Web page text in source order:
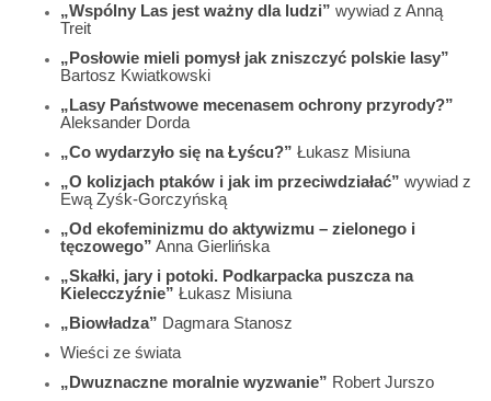
„Wspólny Las jest ważny dla ludzi” wywiad z Anną
Treit
„Posłowie mieli pomysł jak zniszczyć polskie lasy”
Bartosz Kwiatkowski
„Lasy Państwowe mecenasem ochrony przyrody?”
Aleksander Dorda
„Co wydarzyło się na Łyścu?” Łukasz Misiuna
„O kolizjach ptaków i jak im przeciwdziałać” wywiad z
Ewą Zyśk-Gorczyńską
„Od ekofeminizmu do aktywizmu – zielonego i
tęczowego” Anna Gierlińska
„Skałki, jary i potoki. Podkarpacka puszcza na
Kielecczyźnie” Łukasz Misiuna
„Biowładza” Dagmara Stanosz
Wieści ze świata
„Dwuznaczne moralnie wyzwanie” Robert Jurszo